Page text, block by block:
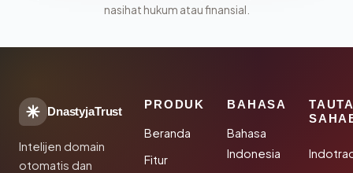
nasihat hukum atau finansial.
DnastyjaTrust
Intelijen domain
otomatis dan
PRODUK
Beranda
Fitur
BAHASA
Bahasa
Indonesia